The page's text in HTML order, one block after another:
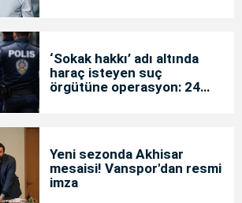
‘Sokak hakkı’ adı altında
haraç isteyen suç
örgütüne operasyon: 24
Yeni sezonda Akhisar
mesaisi! Vanspor'dan resmi
imza